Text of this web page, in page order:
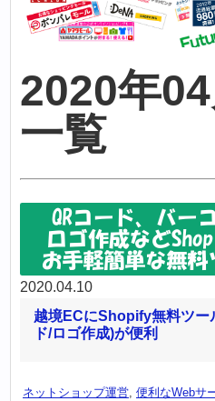
2020年
一覧
2020.04.10
越境ECにShopify無料ツー
ド/ロゴ作成)が便利
ネットショップ運営, 便利なWebサ